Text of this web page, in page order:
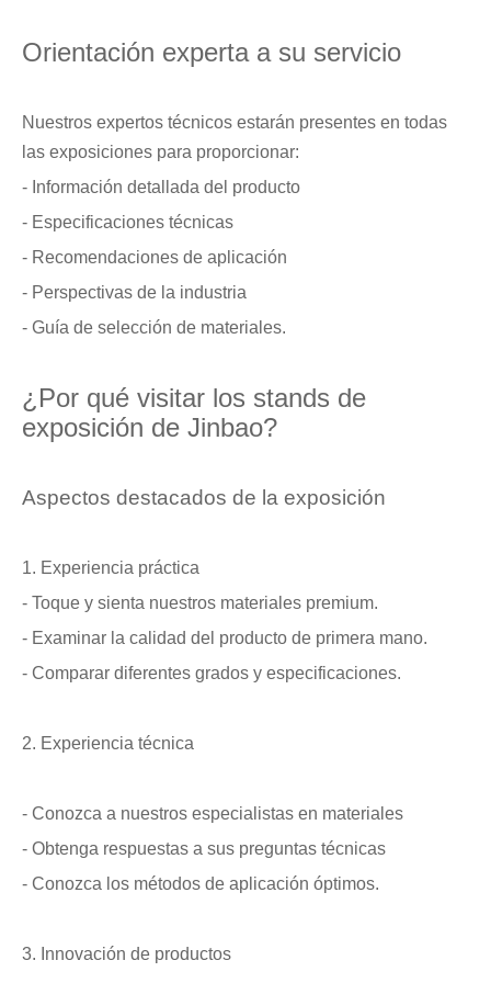
Orientación experta a su servicio
Nuestros expertos técnicos estarán presentes en todas
las exposiciones para proporcionar:
- Información detallada del producto
- Especificaciones técnicas
- Recomendaciones de aplicación
- Perspectivas de la industria
- Guía de selección de materiales.
¿Por qué visitar los stands de
exposición de Jinbao?
Aspectos destacados de la exposición
1. Experiencia práctica
- Toque y sienta nuestros materiales premium.
- Examinar la calidad del producto de primera mano.
- Comparar diferentes grados y especificaciones.
2. Experiencia técnica
- Conozca a nuestros especialistas en materiales
- Obtenga respuestas a sus preguntas técnicas
- Conozca los métodos de aplicación óptimos.
3. Innovación de productos